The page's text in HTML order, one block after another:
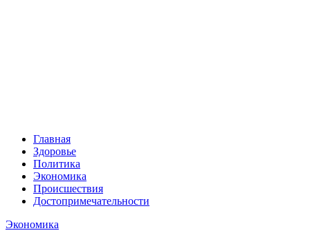
Главная
Здоровье
Политика
Экономика
Происшествия
Достопримечательности
Экономика